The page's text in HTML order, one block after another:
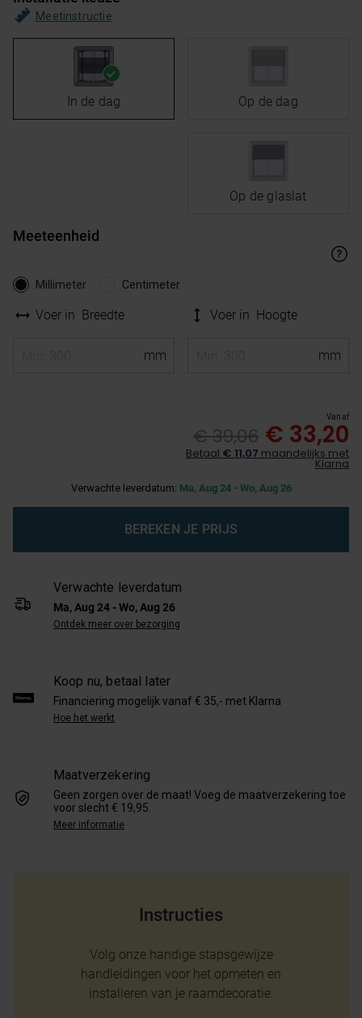
Meeteenheid
Millimeter Centimeter
Voer in Breedte Voer in Hoogte
Meetinstructie
In de dag Op de dag
Op de glaslat
Vanaf
€ 39,06 € 33,20
Betaal € 11,07 maandelijks met
Klarna
Verwachte leverdatum: Ma, Aug 24 - Wo, Aug 26
BEREKEN JE PRIJS
Verwachte leverdatum
Ma, Aug 24 - Wo, Aug 26
Ontdek meer over bezorging
Koop nu, betaal later
Financiering mogelijk vanaf € 35,- met Klarna
Hoe het werkt
Maatverzekering
Geen zorgen over de maat! Voeg de maatverzekering toe
voor slecht € 19,95.
Meer informatie
Instructies
Volg onze handige stapsgewijze
handleidingen voor het opmeten en
installeren van je raamdecoratie.